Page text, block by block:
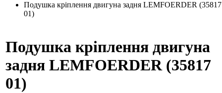
Подушка кріплення двигуна задня LEMFOERDER (35817
01)
Подушка кріплення двигуна
задня LEMFOERDER (35817
01)